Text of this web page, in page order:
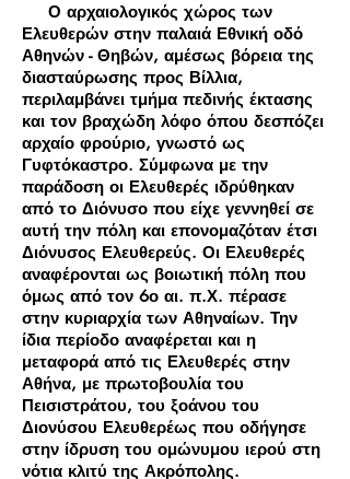
Ο αρχαιολογικός χώρος των
Ελευθερών στην παλαιά Εθνική οδό
Αθηνών - Θηβών, αμέσως βόρεια της
διασταύρωσης προς Βίλλια,
περιλαμβάνει τμήμα πεδινής έκτασης
και τον βραχώδη λόφο όπου δεσπόζει
αρχαίο φρούριο, γνωστό ως
Γυφτόκαστρο. Σύμφωνα με την
παράδοση οι Ελευθερές ιδρύθηκαν
από το Διόνυσο που είχε γεννηθεί σε
αυτή την πόλη και επονομαζόταν έτσι
Διόνυσος Ελευθερεύς. Οι Ελευθερές
αναφέρονται ως βοιωτική πόλη που
όμως από τον 6ο αι. π.Χ. πέρασε
στην κυριαρχία των Αθηναίων. Την
ίδια περίοδο αναφέρεται και η
μεταφορά από τις Ελευθερές στην
Αθήνα, με πρωτοβουλία του
Πεισιστράτου, του ξοάνου του
Διονύσου Ελευθερέως που οδήγησε
στην ίδρυση του ομώνυμου ιερού στη
νότια κλιτύ της Ακρόπολης.